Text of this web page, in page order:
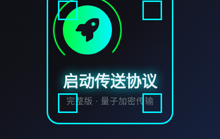
启动传送协议
完整版 · 量子加密传输